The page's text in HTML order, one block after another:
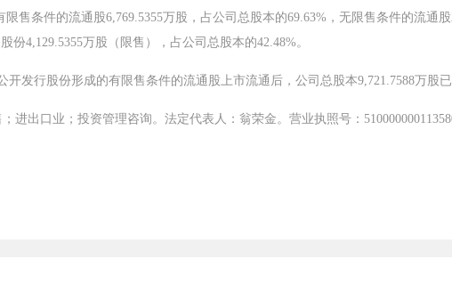
售条件的流通股6,769.5355万股，占公司总股本的69.63%，无限售条件的流通股
4,129.5355万股（限售），占公司总股本的42.48%。
发行股份形成的有限售条件的流通股上市流通后，公司总股本9,721.7588万股已
出口业；投资管理咨询。法定代表人：翁荣金。营业执照号：